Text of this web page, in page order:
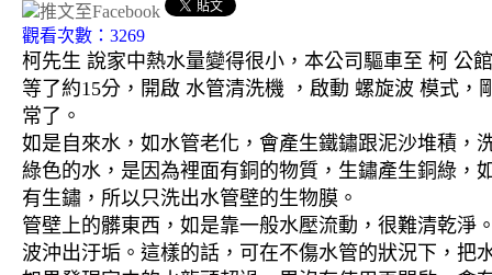
觀看次數：3269
柯先生 說家中熱水量變得很小，本公司驅車至 柯 公
等了約15分，開啟 水管清洗機 ，啟動 螺旋波 模式
常了。
如是自來水，如水管老化，會產生鐵鏽跟泥沙堆積，
綠色的水，是因為裡面有銅的物質，生鏽產生銅綠，
有生鏽，所以只洗出水管壁的生物膜。
管壁上的髒東西，如是靠一般水壓流動，很難清乾
波沖出汙垢。這樣的話，可在不傷水管的狀況下，把